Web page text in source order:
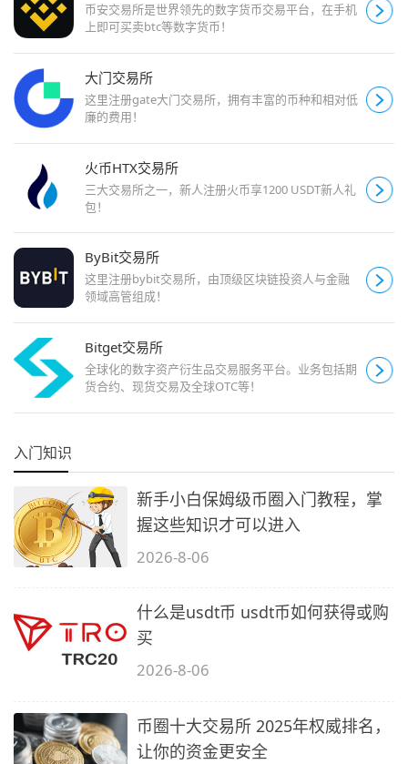
币安交易所是世界领先的数字货币交易平台，在手机
上即可买卖btc等数字货币！
大门交易所
这里注册gate大门交易所，拥有丰富的币种和相对低
廉的费用！
火币HTX交易所
三大交易所之一，新人注册火币享1200 USDT新人礼
包！
ByBit交易所
这里注册bybit交易所，由顶级区块链投资人与金融
领域高管组成！
Bitget交易所
全球化的数字资产衍生品交易服务平台。业务包括期
货合约、现货交易及全球OTC等！
入门知识
新手小白保姆级币圈入门教程，掌
握这些知识才可以进入
2026-8-06
什么是usdt币 usdt币如何获得或购
买
2026-8-06
币圈十大交易所 2025年权威排名，
让你的资金更安全